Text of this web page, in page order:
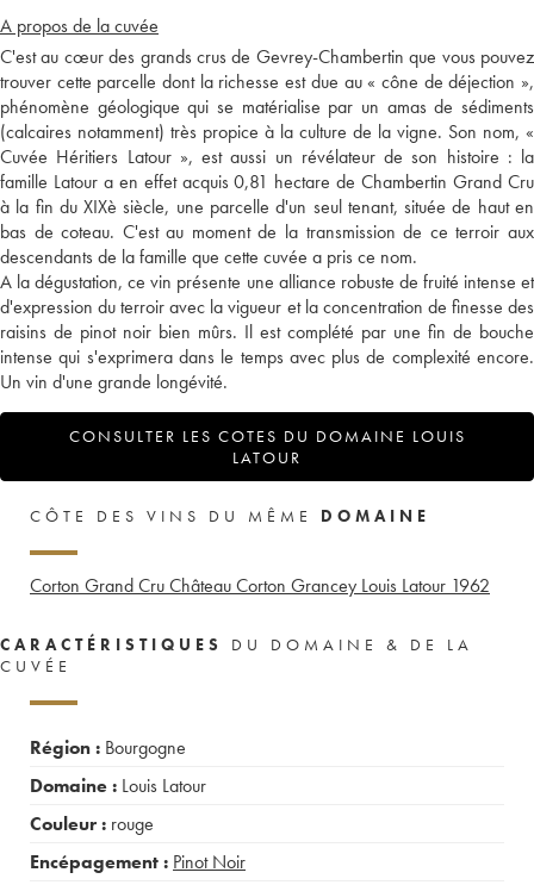
A propos de la cuvée
C'est au cœur des grands crus de Gevrey-Chambertin que vous pouvez
trouver cette parcelle dont la richesse est due au « cône de déjection »,
phénomène géologique qui se matérialise par un amas de sédiments
(calcaires notamment) très propice à la culture de la vigne. Son nom, «
Cuvée Héritiers Latour », est aussi un révélateur de son histoire : la
famille Latour a en effet acquis 0,81 hectare de Chambertin Grand Cru
à la fin du XIXè siècle, une parcelle d'un seul tenant, située de haut en
bas de coteau. C'est au moment de la transmission de ce terroir aux
descendants de la famille que cette cuvée a pris ce nom.
A la dégustation, ce vin présente une alliance robuste de fruité intense et
d'expression du terroir avec la vigueur et la concentration de finesse des
raisins de pinot noir bien mûrs. Il est complété par une fin de bouche
intense qui s'exprimera dans le temps avec plus de complexité encore.
Un vin d'une grande longévité.
CONSULTER LES COTES DU DOMAINE LOUIS
LATOUR
CÔTE DES VINS DU MÊME DOMAINE
Corton Grand Cru Château Corton Grancey Louis Latour 1962
CARACTÉRISTIQUES
DU DOMAINE & DE LA
CUVÉE
Région : Bourgogne
Domaine : Louis Latour
Couleur : rouge
Encépagement : Pinot Noir